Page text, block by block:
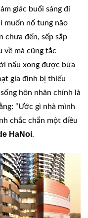
giác buổi sáng đi
muốn nổ tung não
chưa đến, sếp sắp
về mà cũng tắc
nấu xong được bữa
gia đình bị thiếu
hôn nhân chính là
“Ước gì nhà mình
chắc chắn một điều
HaNoi.